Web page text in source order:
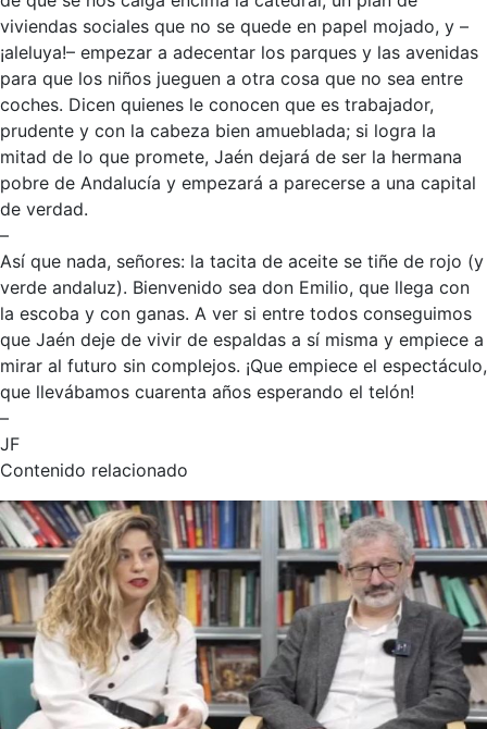
viviendas sociales que no se quede en papel mojado, y –
¡aleluya!– empezar a adecentar los parques y las avenidas
para que los niños jueguen a otra cosa que no sea entre
coches. Dicen quienes le conocen que es trabajador,
prudente y con la cabeza bien amueblada; si logra la
mitad de lo que promete, Jaén dejará de ser la hermana
pobre de Andalucía y empezará a parecerse a una capital
de verdad.
–
Así que nada, señores: la tacita de aceite se tiñe de rojo (y
verde andaluz). Bienvenido sea don Emilio, que llega con
la escoba y con ganas. A ver si entre todos conseguimos
que Jaén deje de vivir de espaldas a sí misma y empiece a
mirar al futuro sin complejos. ¡Que empiece el espectáculo,
que llevábamos cuarenta años esperando el telón!
–
JF
Contenido relacionado